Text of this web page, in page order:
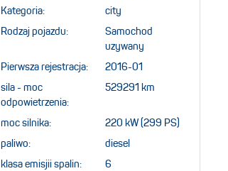
Kategoria: city
Rodzaj pojazdu:
Samochod
uzywany
Pierwsza rejestracja: 2016-01
sila - moc
odpowietrzenia:
529291 km
moc silnika: 220 kW (299 PS)
paliwo: diesel
klasa emisjii spalin: 6